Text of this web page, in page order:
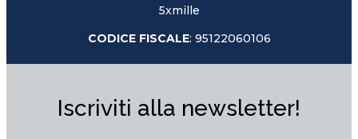
5xmille
CODICE FISCALE: 95122060106
Iscriviti alla newsletter!